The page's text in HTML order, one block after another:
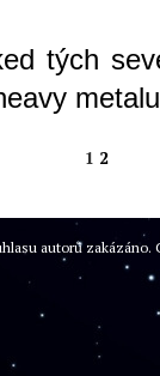
tých
1 2
autorů